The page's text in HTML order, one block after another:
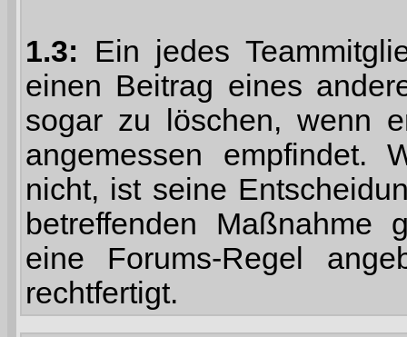
1.3: Ein jedes
einen Beitrag eines
sogar zu löschen, wenn
angemessen empfindet.
nicht, ist seine
betreffenden Maßnahme
eine Forums-Regel
rechtfertigt.